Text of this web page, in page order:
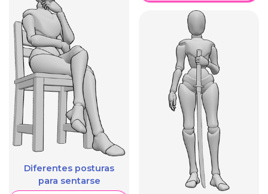
Diferentes posturas
para sentarse